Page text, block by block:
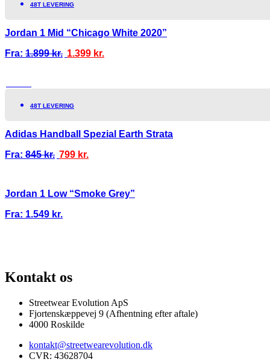
48T LEVERING
Jordan 1 Mid “Chicago White 2020”
Fra: 1.899kr. 1.399 kr.
48T LEVERING
Adidas Handball Spezial Earth Strata
Fra: 845kr. 799 kr.
Jordan 1 Low “Smoke Grey”
Fra: 1.549 kr.
Kontakt os
Streetwear Evolution ApS
Fjortenskæppevej 9 (Afhentning efter aftale)
4000 Roskilde
kontakt@streetwearevolution.dk
CVR: 43628704